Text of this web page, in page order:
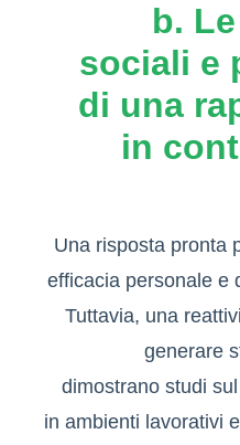
b.
sociali e
di una
in
Una risposta pronta
efficacia personale e
Tuttavia, una
generare
dimostrano studi
in ambienti lavorativi